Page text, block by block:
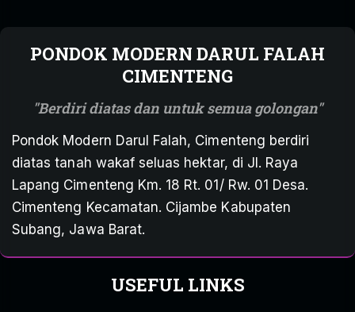
PONDOK MODERN DARUL FALAH
CIMENTENG
Berdiri diatas dan untuk semua golongan
Pondok Modern Darul Falah, Cimenteng berdiri
diatas tanah wakaf seluas hektar, di Jl. Raya
Lapang Cimenteng Km. 18 Rt. 01/ Rw. 01 Desa.
Cimenteng Kecamatan. Cijambe Kabupaten
Subang, Jawa Barat.
USEFUL LINKS